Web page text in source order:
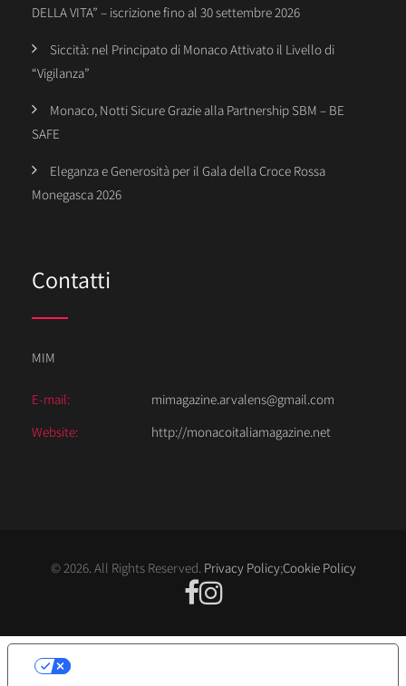
DELLA VITA” – iscrizione fino al 30 settembre 2026
Siccità: nel Principato di Monaco Attivato il Livello di
“Vigilanza”
Monaco, Notti Sicure Grazie alla Partnership SBM – BE
SAFE
Eleganza e Generosità per il Gala della Croce Rossa
Monegasca 2026
Contatti
MIM
E-mail:
mimagazine.arvalens@gmail.com
Website:
http://monacoitaliamagazine.net
© 2026. All Rights Reserved. Privacy Policy;Cookie Policy